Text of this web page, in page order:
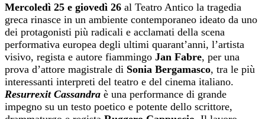
Mercoledì 25 e giovedì 26 al Teatro Antico la tragedia
greca rinasce in un ambiente contemporaneo ideato da uno
dei protagonisti più radicali e acclamati della scena
performativa europea degli ultimi quarant’anni, l’artista
visivo, regista e autore fiammingo Jan Fabre, per una
prova d’attore magistrale di Sonia Bergamasco, tra le più
interessanti interpreti del teatro e del cinema italiano.
Resurrexit Cassandra è una performance di grande
impegno su un testo poetico e potente dello scrittore,